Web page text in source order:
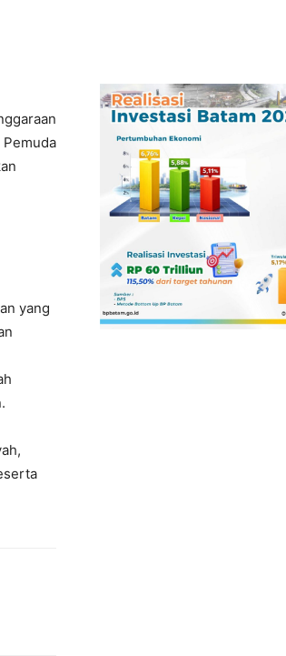
Pemuda
yang